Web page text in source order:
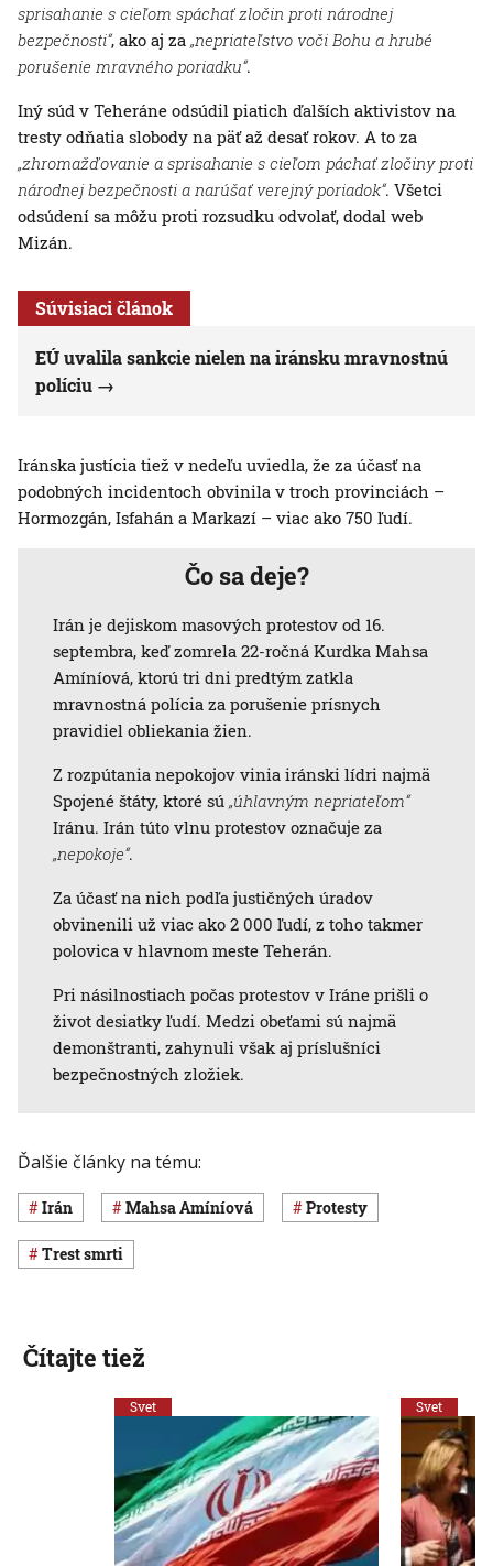
sprisahanie s cieľom spáchať zločin proti národnej
bezpečnosti“, ako aj za „nepriateľstvo voči Bohu a hrubé
porušenie mravného poriadku“.
Iný súd v Teheráne odsúdil piatich ďalších aktivistov na
tresty odňatia slobody na päť až desať rokov. A to za
„zhromažďovanie a sprisahanie s cieľom páchať zločiny proti
národnej bezpečnosti a narúšať verejný poriadok“. Všetci
odsúdení sa môžu proti rozsudku odvolať, dodal web
Mizán.
Súvisiaci článok
EÚ uvalila sankcie nielen na iránsku mravnostnú
políciu
Iránska justícia tiež v nedeľu uviedla, že za účasť na
podobných incidentoch obvinila v troch provinciách –
Hormozgán, Isfahán a Markazí – viac ako 750 ľudí.
Čo sa deje?
Irán je dejiskom masových protestov od 16.
septembra, keď zomrela 22-ročná Kurdka Mahsa
Amíníová, ktorú tri dni predtým zatkla
mravnostná polícia za porušenie prísnych
pravidiel obliekania žien.
Z rozpútania nepokojov vinia iránski lídri najmä
Spojené štáty, ktoré sú „úhlavným nepriateľom“
Iránu. Irán túto vlnu protestov označuje za
„nepokoje“.
Za účasť na nich podľa justičných úradov
obvinenili už viac ako 2 000 ľudí, z toho takmer
polovica v hlavnom meste Teherán.
Pri násilnostiach počas protestov v Iráne prišli o
život desiatky ľudí. Medzi obeťami sú najmä
demonštranti, zahynuli však aj príslušníci
bezpečnostných zložiek.
Ďalšie články na tému:
Irán Mahsa Amíníová protesty
trest smrti
Čítajte tiež
Svet Svet